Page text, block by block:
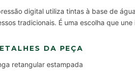
digital utiliza tintas à base de
tradicionais. É uma escolha que
DA PEÇA
retangular estampada